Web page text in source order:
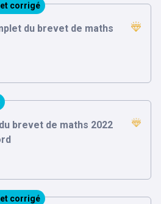
et corrigé
du brevet de maths
brevet de maths 2022
et corrigé